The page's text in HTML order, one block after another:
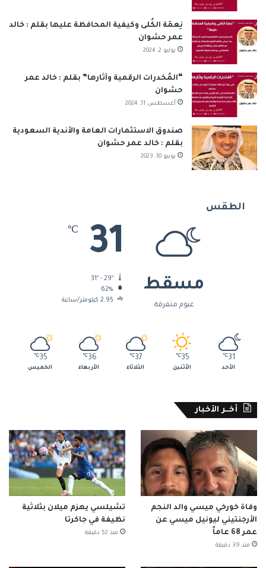
نِعمَة الكُلى وكيفية المحافظة عليها بقلم : خالد
عمر حشوان
يوليو 2, 2024
“المُخدرات الرقمية وآثارها” بقلم : خالد عمر
حشوان
أغسطس 11, 2024
صندوق الاستثمارات العامة والأندية السعودية
بقلم : خالد عمر حشوان
يونيو 10, 2023
الطقس
مسقط
غيوم متفرقة
31
℃
62%
2.95 كيلومتر/ساعة
31
℃
الأحد
35
℃
الأثنين
37
℃
الثلاثاء
36
℃
الأربعاء
35
℃
الخميس
أخــر الأخبار
وفاة خورخي ميسي والد النجم
الأرجنتيني ليونيل ميسي عن
عمر 68 عاماً
منذ 39 دقيقة
تشيلسي يهزم ميلان بثلاثية
نظيفة في جاكرتا
منذ 52 دقيقة